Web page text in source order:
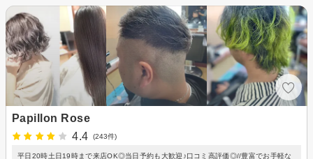
Papillon Rose
4.4
(243件)
平日20時土日19時まで来店OK◎当日予約も大歓迎♪口コミ高評価◎//豊富でお手軽な